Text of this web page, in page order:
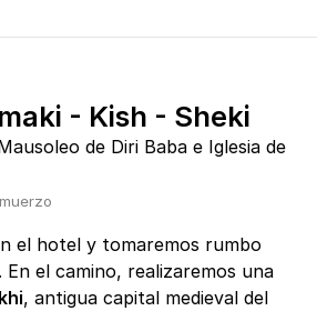
- Kish - Sheki
de Diri Baba e Iglesia de
el hotel y tomaremos rumbo
. En el camino, realizaremos una
, antigua capital medieval del